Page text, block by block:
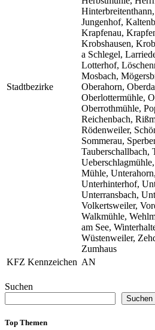
Stadtbezirke
Jungenhof,
Krapfenau,
Krobshausen,
a Schlegel,
Lotterhof,
Mosbach,
Oberahorn,
Oberlottermühle,
Oberrothmühle,
Reichenbach,
Rödenweiler,
Sommerau,
Tauberschallbach,
Mühle,
Unterhinterhof,
Unterransbach,
Volkertsweiler,
Walkmühle,
am See,
Wüstenweiler,
Zumhaus
KFZ Kennzeichen AN
Suchen
Suchen
Top Themen